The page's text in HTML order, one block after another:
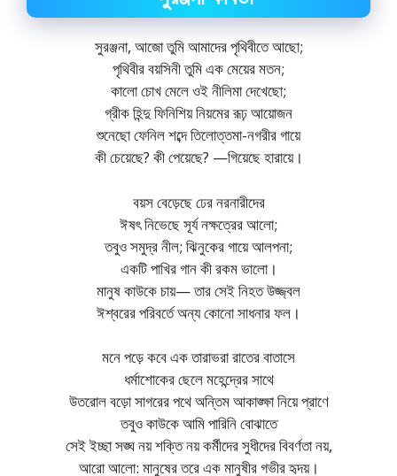
সুরঞ্জনা, আজো তুমি আমাদের পৃথিবীতে আছো;
পৃথিবীর বয়সিনী তুমি এক মেয়ের মতন;
কালো চোখ মেলে ওই নীলিমা দেখেছো;
গ্রীক হিন্দু ফিনিশিয় নিয়মের রূঢ় আয়োজন
শুনেছো ফেনিল শব্দে তিলোত্তমা-নগরীর গায়ে
কী চেয়েছে? কী পেয়েছে? —গিয়েছে হারায়ে।
বয়স বেড়েছে ঢের নরনারীদের
ঈষৎ নিভেছে সূর্য নক্ষত্রের আলো;
তবুও সমুদ্র নীল; ঝিনুকের গায়ে আলপনা;
একটি পাখির গান কী রকম ভালো।
মানুষ কাউকে চায়— তার সেই নিহত উজ্জ্বল
ঈশ্বরের পরিবর্তে অন্য কোনো সাধনার ফল।
মনে পড়ে কবে এক তারাভরা রাতের বাতাসে
ধর্মাশোকের ছেলে মহেন্দ্রের সাথে
উতরোল বড়ো সাগরের পথে অন্তিম আকাঙ্ক্ষা নিয়ে প্রাণে
তবুও কাউকে আমি পারিনি বোঝাতে
সেই ইচ্ছা সঙ্ঘ নয় শক্তি নয় কর্মীদের সুধীদের বিবর্ণতা নয়,
আরো আলো: মানুষের তরে এক মানুষীর গভীর হৃদয়।